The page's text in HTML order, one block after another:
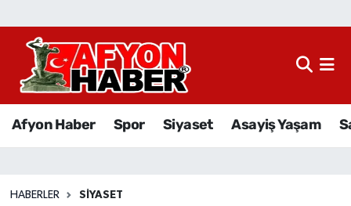
Afyon Haber Spor Siyaset Asayiş Yaşam
HABERLER SIYASET
Afyon Haber